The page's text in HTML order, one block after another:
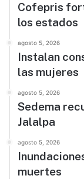
Cofepris
los estados
agosto 5, 2026
Instalan
las mujeres
agosto 5, 2026
Sedema
Jalalpa
agosto 5, 2026
muertes